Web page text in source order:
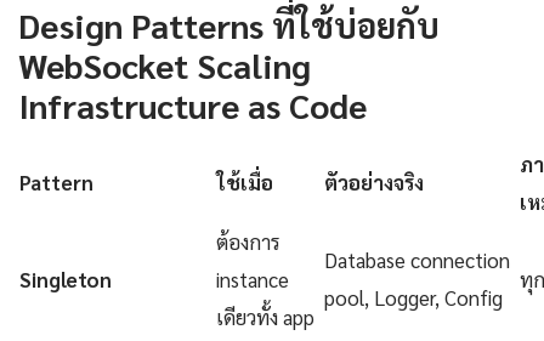
Design Patterns ที่ใช้บ่อยกับ
WebSocket Scaling
Infrastructure as Code
Pattern ใช้เมื่อ ตัวอย่างจริง
ภ
เ
Singleton
ต้องการ
instance
เดียวทั้ง app
Database connection
pool, Logger, Config
ทุ